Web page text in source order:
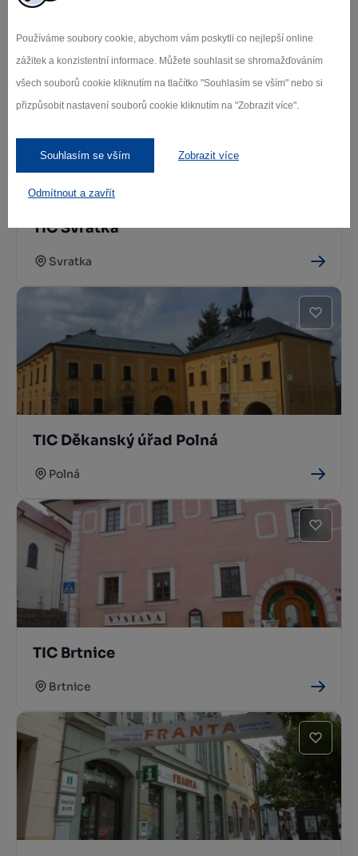
Používáme soubory cookie, abychom vám poskytli co nejlepší online
zážitek a konzistentní informace. Můžete souhlasit se shromažďováním
všech souborů cookie kliknutím na tlačítko "Souhlasím se vším" nebo si
přizpůsobit nastavení souborů cookie kliknutím na "Zobrazit více".
Souhlasím se vším Zobrazit více
Odmítnout a zavřít
TIC Svratka
Svratka
TIC Děkanský úřad Polná
Polná
TIC Brtnice
Brtnice